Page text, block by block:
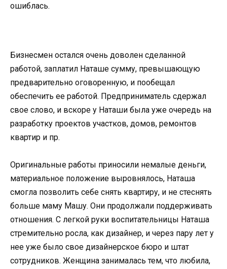
ошиблась.
Бизнесмен остался очень доволен сделанной
работой, заплатил Наташе сумму, превышающую
предварительно оговоренную, и пообещал
обеспечить ее работой. Предприниматель сдержал
свое слово, и вскоре у Наташи была уже очередь на
разработку проектов участков, домов, ремонтов
квартир и пр.
Оригинальные работы приносили немалые деньги,
материальное положение выровнялось, Наташа
смогла позволить себе снять квартиру, и не стеснять
больше маму Машу. Они продолжали поддерживать
отношения. С легкой руки воспитательницы Наташа
стремительно росла, как дизайнер, и через пару лет у
нее уже было свое дизайнерское бюро и штат
сотрудников. Женщина занималась тем, что любила,